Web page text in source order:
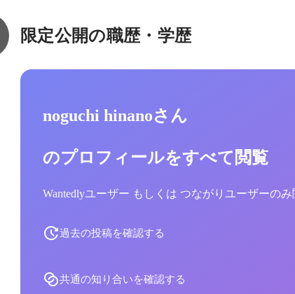
限定公開の職歴・学歴
noguchi hinanoさん
のプロフィールをすべて閲覧
Wantedlyユーザー もしくは つながりユーザーの
過去の投稿を確認する
共通の知り合いを確認する